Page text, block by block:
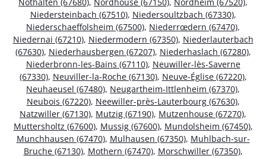
Niedersteinbach (67510), Niedersoultzbach (67330),
Niederschaeffolsheim (67500), Niederrœdern (67470),
Niedernai (67210), Niedermodern (67350), Niederlauterbach
(67630), Niederhausbergen (67207), Niederhaslach (67280),
Niederbronn-les-Bains (67110), Neuwiller-lès-Saverne
(67330), Neuviller-la-Roche (67130), Neuve-Église (67220),
Neuhaeusel (67480), Neugartheim-Ittlenheim (67370),
Neubois (67220), Neewiller-près-Lauterbourg (67630),
Natzwiller (67130), Mutzig (67190), Mutzenhouse (67270),
Muttersholtz (67600), Mussig (67600), Mundolsheim (67450),
Munchhausen (67470), Mulhausen (67350), Muhlbach-sur-
Bruche (67130), Mothern (67470), Morschwiller (67350),